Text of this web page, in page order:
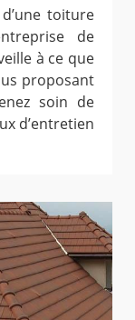
toiture
de
à ce que
proposant
soin de
d’entretien